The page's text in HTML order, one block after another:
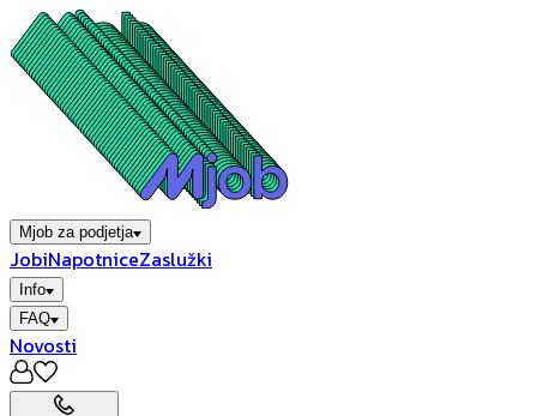
Mjob za podjetja
JobiNapotniceZaslužki
Info
FAQ
Novosti